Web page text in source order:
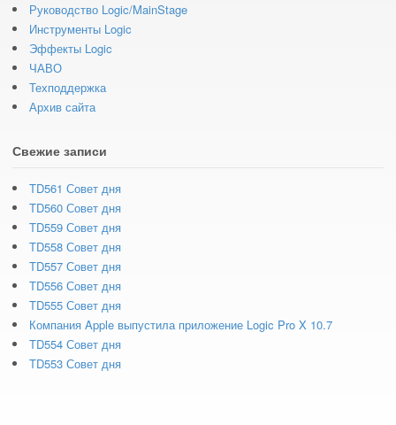
Руководство Logic/MainStage
Инструменты Logic
Эффекты Logic
ЧАВО
Техподдержка
Архив сайта
Свежие записи
TD561 Совет дня
TD560 Совет дня
TD559 Совет дня
TD558 Совет дня
TD557 Совет дня
TD556 Совет дня
TD555 Совет дня
Компания Apple выпустила приложение Logic Pro X 10.7
TD554 Совет дня
TD553 Совет дня